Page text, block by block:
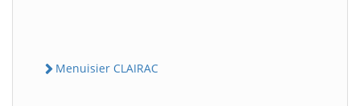
Menuisier CLAIRAC